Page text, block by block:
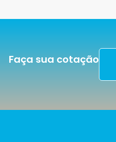
Faça sua cotação